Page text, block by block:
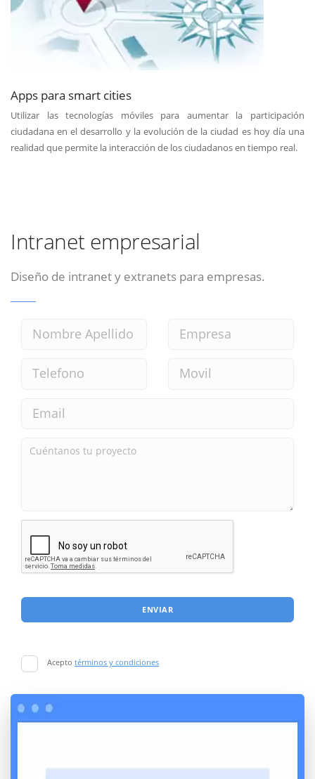
Apps para smart cities
Utilizar las tecnologías móviles para aumentar la participación
ciudadana en el desarrollo y la evolución de la ciudad es hoy día una
realidad que permite la interacción de los ciudadanos en tiempo real.
Intranet empresarial
Diseño de intranet y extranets para empresas.
ENVIAR
Acepto términos y condiciones